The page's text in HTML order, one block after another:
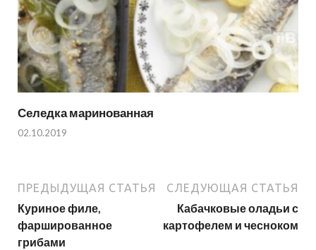
Селедка маринованная
02.10.2019
ПРЕДЫДУЩАЯ СТАТЬЯ
Куриное филе,
фаршированное
грибами
СЛЕДУЮЩАЯ СТАТЬЯ
Кабачковые оладьи с
картофелем и чесноком